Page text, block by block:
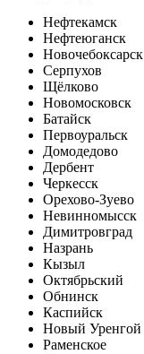
Нефтекамск
Нефтеюганск
Новочебоксарск
Серпухов
Щёлково
Новомосковск
Батайск
Первоуральск
Домодедово
Дербент
Черкесск
Орехово-Зуево
Невинномысск
Димитровград
Назрань
Кызыл
Октябрьский
Обнинск
Каспийск
Новый Уренгой
Раменское